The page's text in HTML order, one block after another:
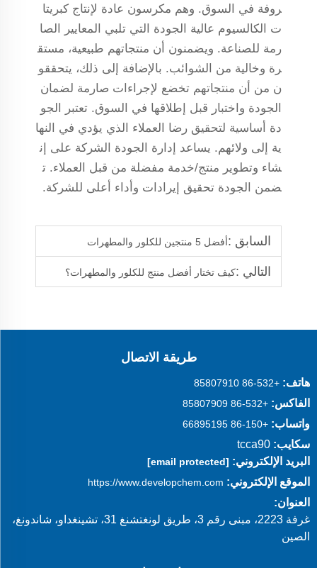
روفة في السوق. وهم مكرسون عادة لإنتاج كبريتا
ت الكالسيوم عالية الجودة التي تلبي المعايير الصا
رمة للصناعة. ويضمنون أن منتجاتهم طبيعية، مستق
رة وخالية من الشوائب. بالإضافة إلى ذلك، يتحققو
ن من أن منتجاتهم تخضع لإجراءات صارمة لضمان
الجودة واختبار قبل إطلاقها في السوق. تعتبر الجو
دة أساسية لتحقيق رضا العملاء الذي يؤدي في النها
ية إلى ولائهم. يساعد إدارة الجودة الشركة على إن
شاء وتطوير منتج/خدمة مفضلة من قبل العملاء. ت
ضمن الجودة تحقيق إيرادات وأداء أعلى للشركة.
السابق :أفضل 5 منتجين للكلور والمطهرات
التالي :كيف تختار أفضل منتج للكلور والمطهرات؟
طريقة الاتصال
هاتف: +86-532 85807910
الفاكس: +86-532 85807909
واتساب: +86-150 66895195
سكايب: tcca90
البريد الإلكتروني: [email protected]
الموقع الإلكتروني: https://www.developchem.com
العنوان:
غرفة 2223، مبنى رقم 3، طريق لونغتشنغ 31، تشينغداو، شاندونغ،
الصين